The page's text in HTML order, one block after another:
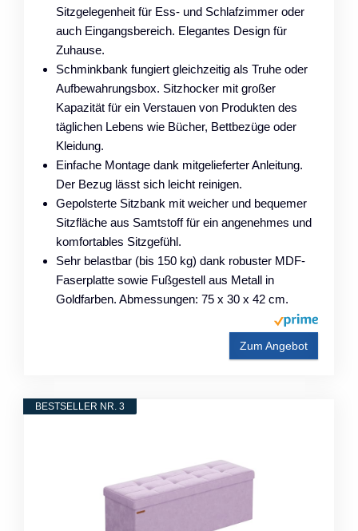
Sitzgelegenheit für Ess- und Schlafzimmer oder
auch Eingangsbereich. Elegantes Design für
Zuhause.
Schminkbank fungiert gleichzeitig als Truhe oder
Aufbewahrungsbox. Sitzhocker mit großer
Kapazität für ein Verstauen von Produkten des
täglichen Lebens wie Bücher, Bettbezüge oder
Kleidung.
Einfache Montage dank mitgelieferter Anleitung.
Der Bezug lässt sich leicht reinigen.
Gepolsterte Sitzbank mit weicher und bequemer
Sitzfläche aus Samtstoff für ein angenehmes und
komfortables Sitzgefühl.
Sehr belastbar (bis 150 kg) dank robuster MDF-
Faserplatte sowie Fußgestell aus Metall in
Goldfarben. Abmessungen: 75 x 30 x 42 cm.
Zum Angebot
BESTSELLER NR. 3